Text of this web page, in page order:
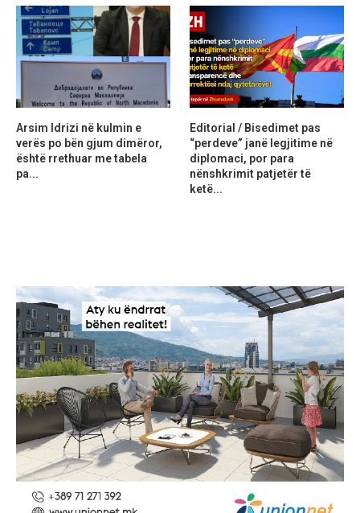
Arsim Idrizi në kulmin e
verës po bën gjum dimëror,
është rrethuar me tabela
pa...
Editorial / Bisedimet pas
“perdeve” janë legjitime në
diplomaci, por para
nënshkrimit patjetër të
ketë...